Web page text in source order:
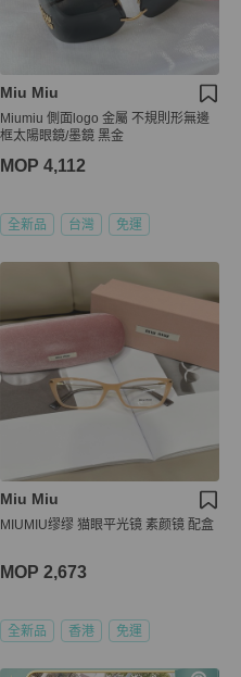
Miu Miu
Miumiu 側面logo 金屬 不規則形無邊
框太陽眼鏡/墨鏡 黑金
MOP 4,112
全新品 台灣 免運
Miu Miu
MIUMIU缪缪 猫眼平光镜 素颜镜 配盒
MOP 2,673
全新品 香港 免運